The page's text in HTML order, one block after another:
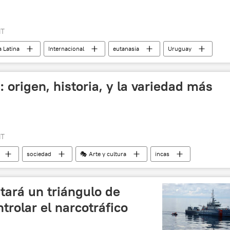
Latina Internacional eutanasia
Uruguay
origen, historia, y la variedad más
sociedad 🎭 Arte y cultura
incas
Argentina
Cordillera de Los Andes
un triángulo de
el narcotráfico